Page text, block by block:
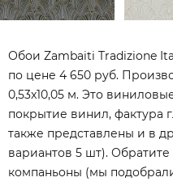
Обои Zambaiti Tradizione
по цене 4 650 руб.
0,53x10,05 м. Это
покрытие винил, фактура
также представлены и в
вариантов 5 шт).
компаньоны (мы